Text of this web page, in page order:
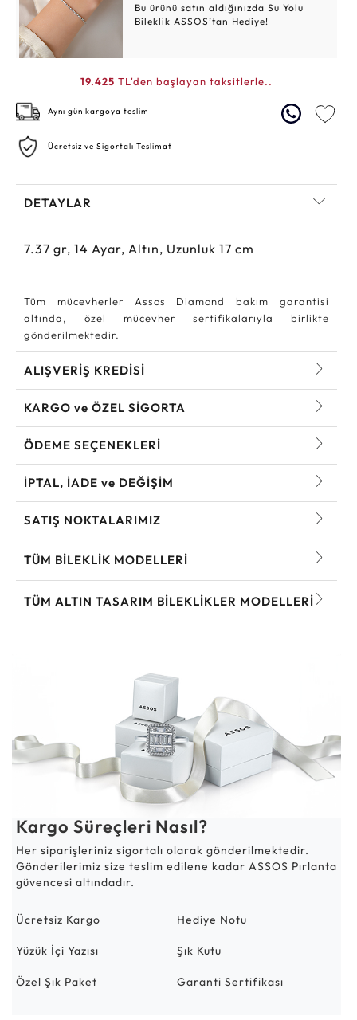
Bu ürünü satın aldığınızda Su Yolu
Bileklik ASSOS’tan Hediye!
19.425 TL'den başlayan taksitlerle..
Aynı gün kargoya teslim
Ücretsiz ve Sigortalı Teslimat
DETAYLAR
7.37 gr, 14 Ayar, Altın, Uzunluk 17 cm
Tüm mücevherler Assos Diamond bakım garantisi
altında, özel mücevher sertifikalarıyla birlikte
gönderilmektedir.
ALIŞVERİŞ KREDİSİ
KARGO ve ÖZEL SİGORTA
ÖDEME SEÇENEKLERİ
İPTAL, İADE ve DEĞİŞİM
SATIŞ NOKTALARIMIZ
TÜM BILEKLIK MODELLERI
TÜM ALTIN TASARIM BILEKLIKLER MODELLERI
Kargo Süreçleri Nasıl?
Her siparişleriniz sigortalı olarak gönderilmektedir.
Gönderilerimiz size teslim edilene kadar ASSOS Pırlanta
güvencesi altındadır.
Ücretsiz Kargo Hediye Notu
Yüzük İçi Yazısı Şık Kutu
Özel Şık Paket Garanti Sertifikası